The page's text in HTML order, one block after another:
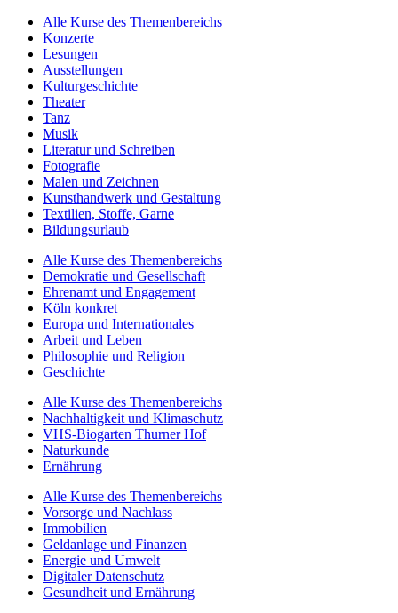
Alle Kurse des Themenbereichs
Konzerte
Lesungen
Ausstellungen
Kulturgeschichte
Theater
Tanz
Musik
Literatur und Schreiben
Fotografie
Malen und Zeichnen
Kunsthandwerk und Gestaltung
Textilien, Stoffe, Garne
Bildungsurlaub
Alle Kurse des Themenbereichs
Demokratie und Gesellschaft
Ehrenamt und Engagement
Köln konkret
Europa und Internationales
Arbeit und Leben
Philosophie und Religion
Geschichte
Alle Kurse des Themenbereichs
Nachhaltigkeit und Klimaschutz
VHS-Biogarten Thurner Hof
Naturkunde
Ernährung
Alle Kurse des Themenbereichs
Vorsorge und Nachlass
Immobilien
Geldanlage und Finanzen
Energie und Umwelt
Digitaler Datenschutz
Gesundheit und Ernährung